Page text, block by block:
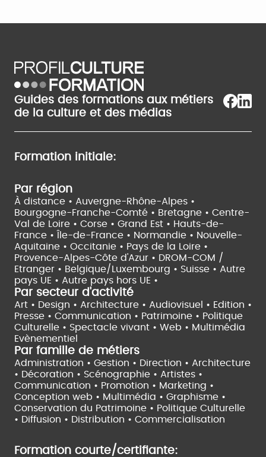
Guides des formations aux métiers
de la culture et des médias
Formation initiale:
Par région
À distance • Auvergne-Rhône-Alpes •
Bourgogne-Franche-Comté • Bretagne • Centre-
Val de Loire • Corse • Grand Est • Hauts-de-
France •
Île-de-France • Normandie • Nouvelle-
Aquitaine • Occitanie • Pays de la Loire •
Provence-Alpes-Côte d'Azur • DROM-COM /
Etranger • Belgique/Luxembourg • Suisse • Autre
pays UE • Autre pays hors UE •
Par secteur d'activité
Art • Design • Architecture • Audiovisuel • Edition •
Presse • Communication • Patrimoine • Politique
Culturelle • Spectacle vivant • Web • Multimédia
Evènementiel
Par famille de métiers
Administration • Gestion • Direction • Architecture
• Décoration • Scénographie • Artistes •
Communication • Promotion • Marketing •
Conception web • Multimédia • Graphisme •
Conservation du Patrimoine • Politique Culturelle
• Diffusion • Distribution • Commercialisation
Formation courte/certifiante: